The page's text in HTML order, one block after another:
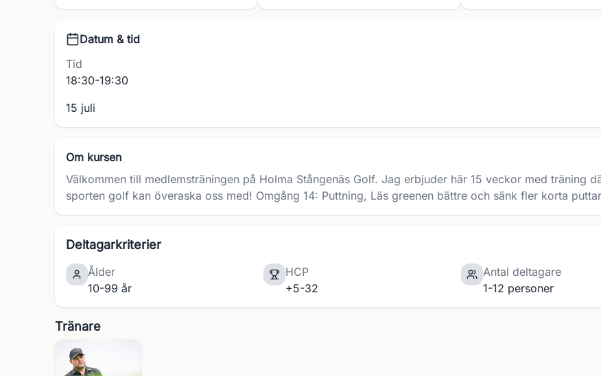
Datum & tid
Tid
18:30-19:30
15 juli
Om kursen
Välkommen till medlemsträningen på Holma Stångenäs Golf. Jag erbjuder här 15 veckor med träning
sporten golf kan överaska oss med! Omgång 14: Puttning, Läs greenen bättre och sänk fler korta puttar
Deltagarkriterier
Ålder
10-99 år
HCP
+5-32
Antal deltagare
1-12 personer
Tränare